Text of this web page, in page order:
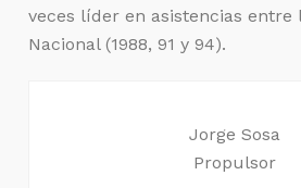
veces líder en asistencias entre
Nacional (1988, 91 y 94).
Jorge Sosa
Propulsor